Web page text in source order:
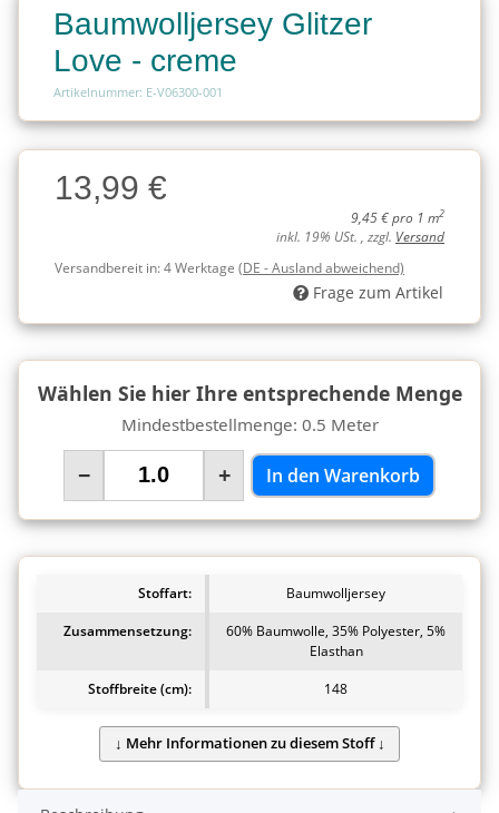
Baumwolljersey Glitzer
Love - creme
Artikelnummer: E-V06300-001
Charge
Charge13,99 €
9,45 € pro 1 m2
inkl. 19% USt. , zzgl. Versand
Versandbereit in:4 Werktage (DE - Ausland abweichend)
Frage zum Artikel
Wählen Sie hier Ihre entsprechende Menge
Mindestbestellmenge: 0.5 Meter
− + In den Warenkorb
Stoffart:
Baumwolljersey
Zusammensetzung:
60% Baumwolle, 35% Polyester, 5%
Elasthan
Stoffbreite (cm):
148